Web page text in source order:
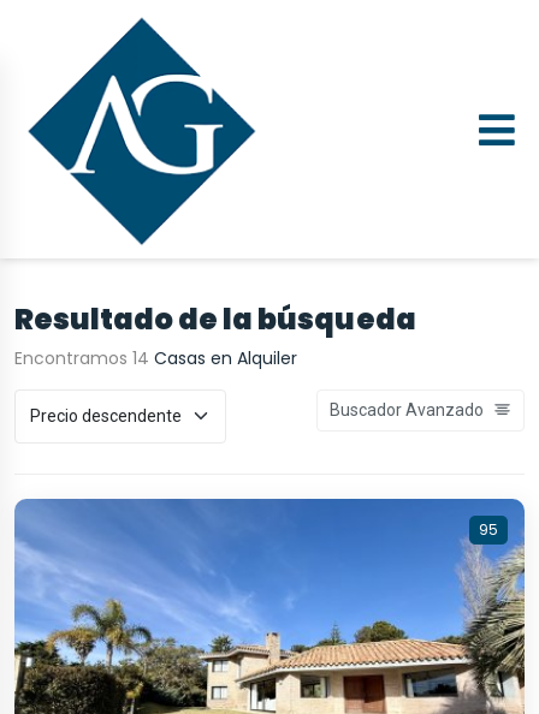
Resultado de la búsqueda
Encontramos 14 Casas en Alquiler
Buscador Avanzado
95